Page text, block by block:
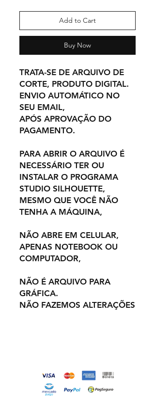
Add to Cart
Buy Now
TRATA-SE DE ARQUIVO DE
CORTE, PRODUTO DIGITAL.
ENVIO AUTOMÁTICO NO
SEU EMAIL,
APÓS APROVAÇÃO DO
PAGAMENTO.
PARA ABRIR O ARQUIVO É
NECESSÁRIO TER OU
INSTALAR O PROGRAMA
STUDIO SILHOUETTE,
MESMO QUE VOCÊ NÃO
TENHA A MÁQUINA,
NÃO ABRE EM CELULAR,
APENAS NOTEBOOK OU
COMPUTADOR,
NÃO É ARQUIVO PARA
GRÁFICA.
NÃO FAZEMOS ALTERAÇÕES